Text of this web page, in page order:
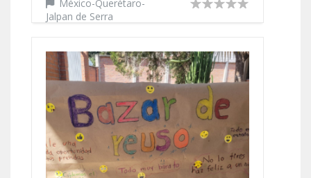
México-Querétaro-
Jalpan de Serra